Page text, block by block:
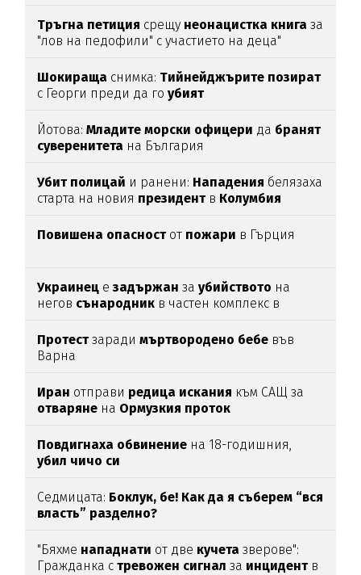
Тръгна петиция срещу неонацистка книга за
"лов на педофили" с участието на деца"
Шокираща снимка: Тийнейджърите позират
с Георги преди да гоубият
Йотова:Младите морски офицери да бранят
суверенитета на България
Убит полицай и ранени: Нападения белязаха
старта на новия президентв Колумбия
Повишена опасностот пожари в Гърция
Украинец езадържан заубийството на
негов сънародник в частен комплекс в
Протестзарадимъртвородено бебе във
Варна
Иран отправи редица искания към САЩ за
отваряне на Ормузкия проток
Повдигнаха обвинение на 18-годишния,
убил чичо си
Седмицата: Боклук, бе! Как да я съберем “вся
власть” разделно?
"Бяхме нападнати от две кучета зверове":
Гражданка стревожен сигнал за инцидентв